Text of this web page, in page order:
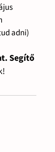
adni)
Segítő